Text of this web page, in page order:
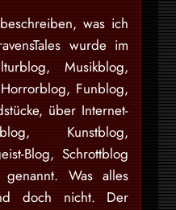
was ich
wurde im
Musikblog,
Funblog,
über Internet-
Kunstblog,
Blog, Schrottblog
Was alles
doch nicht. Der